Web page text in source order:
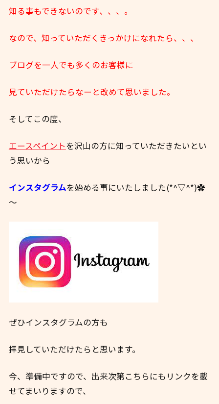
知る事もできないのです、、、。
なので、知っていただくきっかけになれたら、、、
ブログを一人でも多くのお客様に
見ていただけたらなーと改めて思いました。
そしてこの度、
エースペイントを沢山の方に知っていただきたいとい
う思いから
インスタグラムを始める事にいたしました(*^▽^*)✿
～
ぜひインスタグラムの方も
拝見していただけたらと思います。
今、準備中ですので、出来次第こちらにもリンクを載
せてまいりますので、